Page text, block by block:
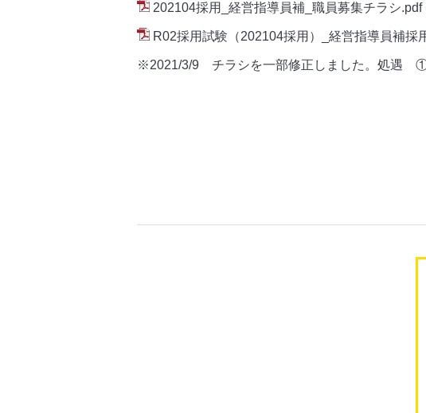
202104採用_経営指導員補_職員募集チラシ.pdf
R02採用試験（202104採用）_経営指導員補採
※2021/3/9 チラシを一部修正しました。処